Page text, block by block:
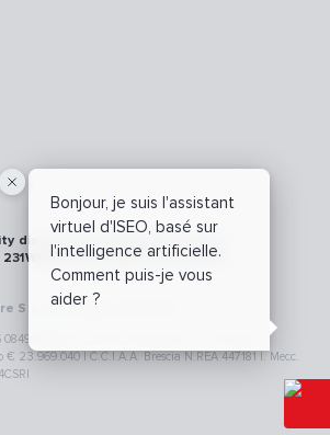
Bonjour, je suis l'assistant
virtuel d'ISEO, basé sur
l'intelligence artificielle.
Comment puis-je vous
aider ?
S.p.A. All right reserved
08499190018 | Cap.Soc.Deliberato € 24.340.965 |
€ 23.969.040 | C.C.I.A.A. Brescia N.REA 447181 |. Mecc.
disclosure policy
Privacy policy
WhistleblowingCybersécurité